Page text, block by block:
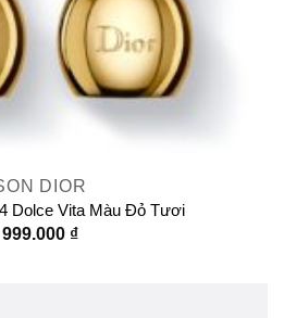
DIOR
Dolce Vita Màu Đỏ Tươi
999.000 ₫